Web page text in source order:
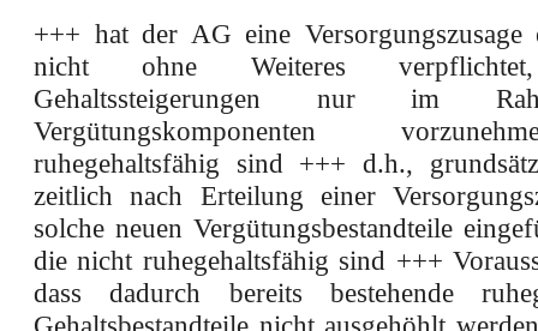
+++ hat der AG eine
nicht ohne Weiteres
Gehaltssteigerungen nur im
Vergütungskomponenten
ruhegehaltsfähig sind +++ d.h.,
zeitlich nach Erteilung einer
solche neuen Vergütungsbestandteile
die nicht ruhegehaltsfähig sind +++
dass dadurch bereits bestehende